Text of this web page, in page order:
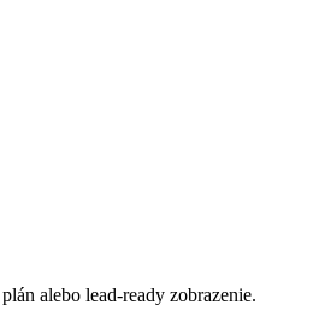
alebo lead-ready zobrazenie.